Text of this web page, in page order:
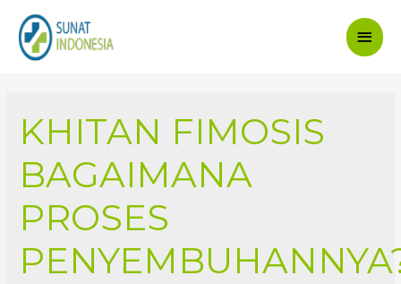
Main
KHITAN FIMOSIS
BAGAIMANA
PROSES